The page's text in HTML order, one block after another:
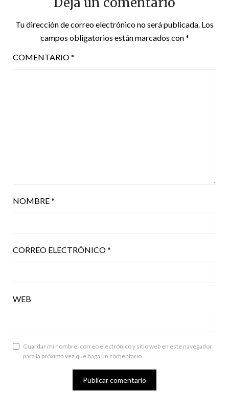
Tu dirección de correo electrónico no será publicada. Los
campos obligatorios están marcados con*
COMENTARIO*
NOMBRE*
CORREO ELECTRÓNICO*
WEB
Guardar mi nombre, correo electrónico y sitio web en este navegador
para la próxima vez que haga un comentario.